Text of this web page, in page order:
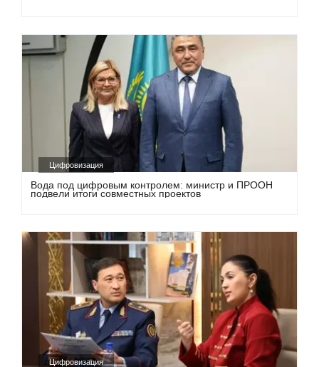
Цифровизация
Вода под цифровым контролем: министр и ПРООН
подвели итоги совместных проектов
Цифровизация